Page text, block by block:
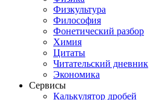
Физкультура
Философия
Фонетический разбор
Химия
Цитаты
Читательский дневник
Экономика
Сервисы
Калькулятор дробей